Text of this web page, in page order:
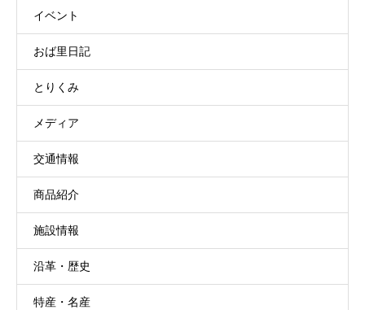
イベント
おば里日記
とりくみ
メディア
交通情報
商品紹介
施設情報
沿革・歴史
特産・名産